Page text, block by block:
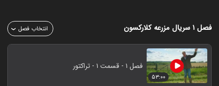
فصل ۱ سریال مزرعه کلارکسون انتخاب فصل
۵۳:۰۰
فصل ۱ - قسمت ۱ - تراکتور